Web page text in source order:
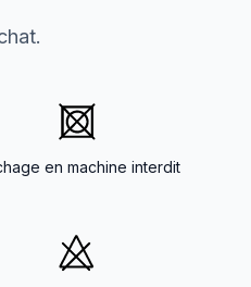
en machine interdit